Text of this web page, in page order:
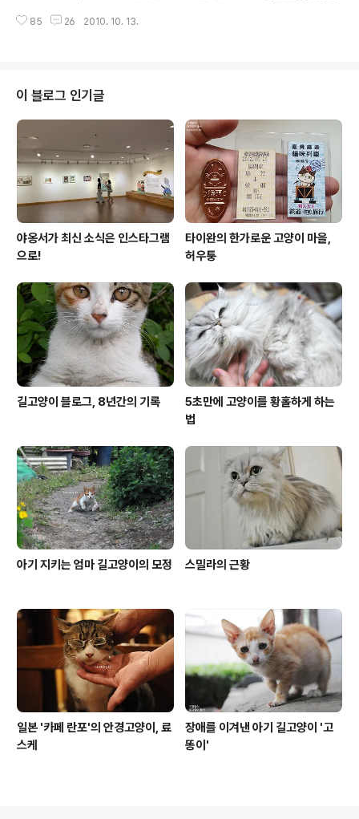
잽싸게 들어가는 통에 심령사진이 나왔네요. "그렇게 새가
갑작스레 하품할 때면 고무고무 열매를 먹었나 싶을 만큼
이에 대한 부정적인 보도가 나올 때, 흔히 들어가는 사진이
고양이의 하품 장면입니다. 입을 크게 벌리니 송곳니가 드
러나고, 눈이 옆으로 쭉 찢어져서 어쩐지 위협하는 것만 같
고, 괜히 꽉 깨물 것 같다고 생각되기 때문은 아닐까 싶습니
다. 그러나 고양이 입장에선 이런 평가는 억울한 면이 있어
요. "난 그냥 졸려서 ..
85 26 2010. 10. 13.
이 블로그 인기글
야옹서가 최신 소식은 인스타그램
으로!
타이완의 한가로운 고양이 마을,
허우퉁
길고양이 블로그, 8년간의 기록
5초만에 고양이를 황홀하게 하는
법
아기 지키는 엄마 길고양이의 모정 스밀라의 근황
일본 '카페 란포'의 안경고양이, 료
스케
장애를 이겨낸 아기 길고양이 '고
똥이'